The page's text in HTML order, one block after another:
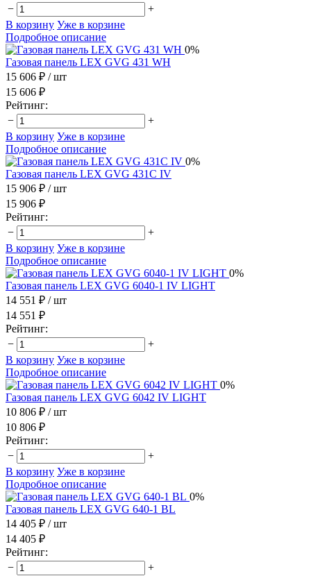
−
+
В корзину Уже в корзине
Подробное описание
0%
Газовая панель LEX GVG 431 WH
15 606 ₽ / шт
15 606 ₽
Рейтинг:
−
+
В корзину Уже в корзине
Подробное описание
0%
Газовая панель LEX GVG 431C IV
15 906 ₽ / шт
15 906 ₽
Рейтинг:
−
+
В корзину Уже в корзине
Подробное описание
0%
Газовая панель LEX GVG 6040-1 IV LIGHT
14 551 ₽ / шт
14 551 ₽
Рейтинг:
−
+
В корзину Уже в корзине
Подробное описание
0%
Газовая панель LEX GVG 6042 IV LIGHT
10 806 ₽ / шт
10 806 ₽
Рейтинг:
−
+
В корзину Уже в корзине
Подробное описание
0%
Газовая панель LEX GVG 640-1 BL
14 405 ₽ / шт
14 405 ₽
Рейтинг:
−
+